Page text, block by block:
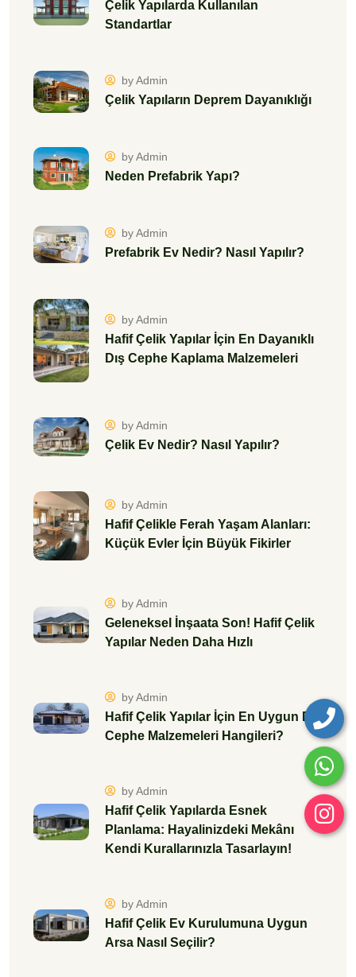
Çelik Yapılarda Kullanılan
Standartlar
by Admin
Çelik Yapıların Deprem Dayanıklığı
by Admin
Neden Prefabrik Yapı?
by Admin
Prefabrik Ev Nedir? Nasıl Yapılır?
by Admin
Hafif Çelik Yapılar İçin En Dayanıklı
Dış Cephe Kaplama Malzemeleri
by Admin
Çelik Ev Nedir? Nasıl Yapılır?
by Admin
Hafif Çelikle Ferah Yaşam Alanları:
Küçük Evler İçin Büyük Fikirler
by Admin
Geleneksel İnşaata Son! Hafif Çelik
Yapılar Neden Daha Hızlı
by Admin
Hafif Çelik Yapılar İçin En Uygun Dış
Cephe Malzemeleri Hangileri?
by Admin
Hafif Çelik Yapılarda Esnek
Planlama: Hayalinizdeki Mekânı
Kendi Kurallarınızla Tasarlayın!
by Admin
Hafif Çelik Ev Kurulumuna Uygun
Arsa Nasıl Seçilir?